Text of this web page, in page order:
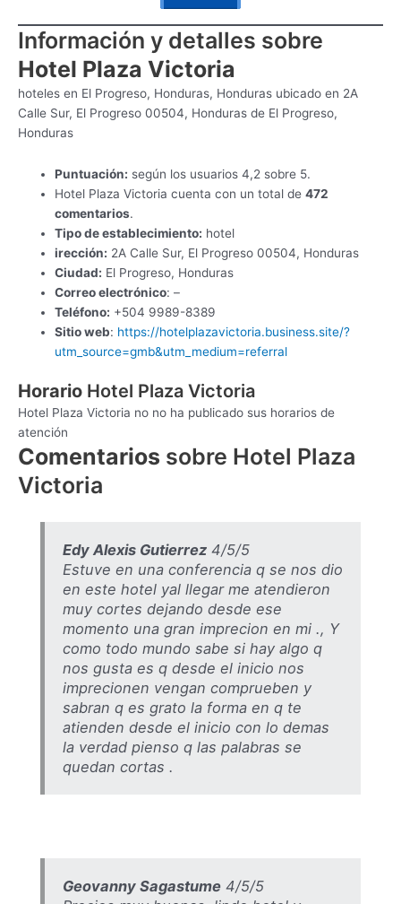
Información y detalles sobre
Hotel Plaza Victoria
hoteles en El Progreso, Honduras, Honduras ubicado en 2A
Calle Sur, El Progreso 00504, Honduras de El Progreso,
Honduras
Puntuación: según los usuarios 4,2 sobre 5.
Hotel Plaza Victoria cuenta con un total de472
comentarios.
Tipo de establecimiento: hotel
irección: 2A Calle Sur, El Progreso 00504, Honduras
Ciudad: El Progreso, Honduras
Correo electrónico: –
Teléfono: +504 9989-8389
Sitio web: https://hotelplazavictoria.business.site/?
utm_source=gmb&utm_medium=referral
Horario Hotel Plaza Victoria
Hotel Plaza Victoria no no ha publicado sus horarios de
atención
Comentarios sobre Hotel Plaza
Victoria
Edy Alexis Gutierrez4/5/5
Estuve en una conferencia q se nos dio
en este hotel yal llegar me atendieron
muy cortes dejando desde ese
momento una gran imprecion en mi ., Y
como todo mundo sabe si hay algo q
nos gusta es q desde el inicio nos
imprecionen vengan comprueben y
sabran q es grato la forma en q te
atienden desde el inicio con lo demas
la verdad pienso q las palabras se
quedan cortas .
Geovanny Sagastume4/5/5